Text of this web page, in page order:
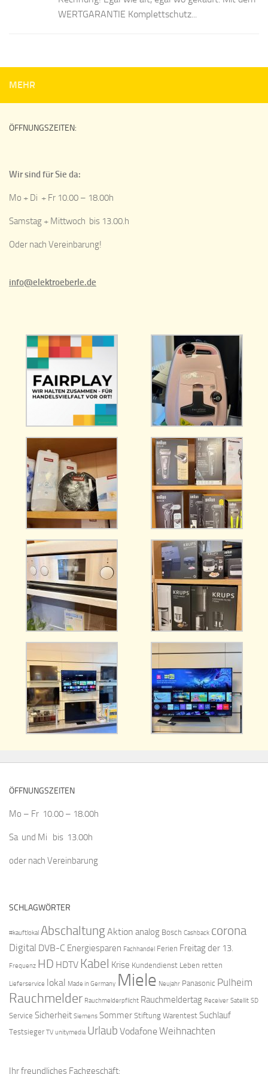
WERTGARANTIE Komplettschutz...
MEHR
ÖFFNUNGSZEITEN:
Wir sind für Sie da:
Mo + Di + Fr 10.00 – 18.00h
Samstag + Mittwoch bis 13.00.h
Oder nach Vereinbarung!
info@elektroeberle.de
ÖFFNUNGSZEITEN
Mo – Fr 10.00 – 18.00h
Sa und Mi bis 13.00h
oder nach Vereinbarung
SCHLAGWÖRTER
#kauftlokal AbschaltungAktion analog Bosch Cashback corona
Digital DVB-C Energiesparen Fachhandel Ferien Freitag der 13.
Frequenz HD HDTV Kabel Krise Kundendienst Leben retten
Lieferservice lokal Made in Germany Miele Neujahr Panasonic Pulheim
Rauchmelder Rauchmelderpflicht Rauchmeldertag Receiver Satellit SD
Service Sicherheit Siemens Sommer Stiftung Warentest Suchlauf
Testsieger TV unitymedia Urlaub VodafoneWeihnachten
Ihr freundliches Fachgeschäft: